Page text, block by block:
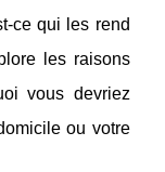
ce qui les rend
les raisons
vous devriez
ou votre